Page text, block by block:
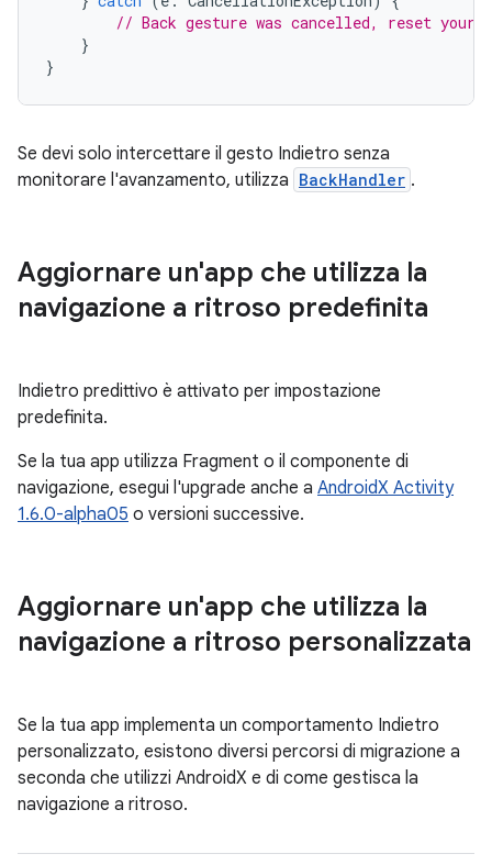
// Back gesture was cancelled, reset your
}
}
Se devi solo intercettare il gesto Indietro senza
monitorare l'avanzamento, utilizza BackHandler .
Aggiornare un'app che utilizza la
navigazione a ritroso predefinita
Indietro predittivo è attivato per impostazione
predefinita.
Se la tua app utilizza Fragment o il componente di
navigazione, esegui l'upgrade anche a AndroidX Activity
1.6.0-alpha05 o versioni successive.
Aggiornare un'app che utilizza la
navigazione a ritroso personalizzata
Se la tua app implementa un comportamento Indietro
personalizzato, esistono diversi percorsi di migrazione a
seconda che utilizzi AndroidX e di come gestisca la
navigazione a ritroso.